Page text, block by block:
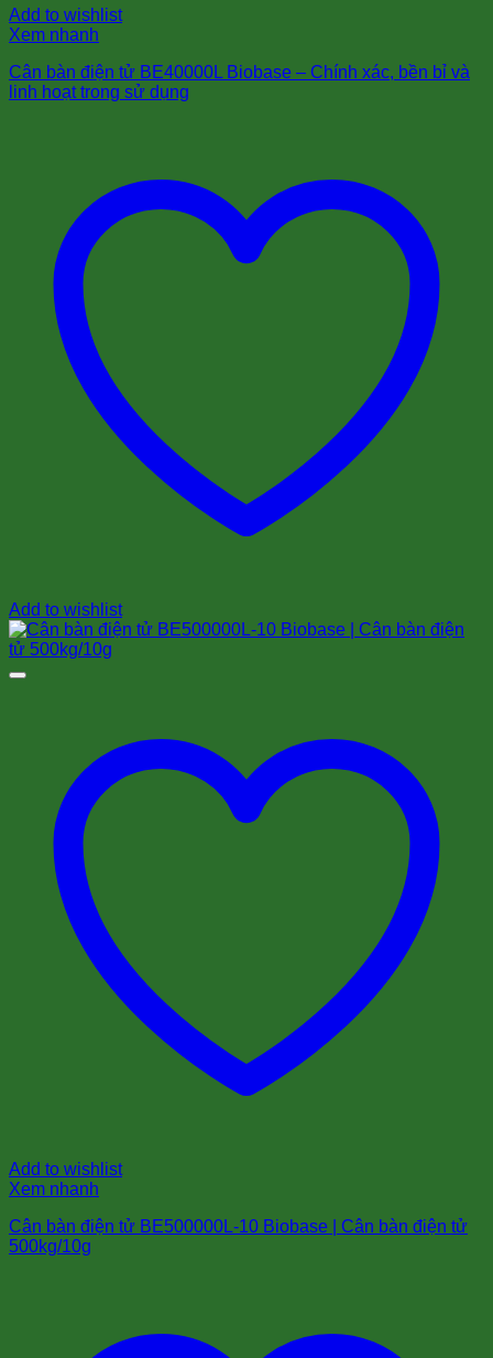
Add to wishlist
Xem nhanh
Cân bàn điện tử BE40000L Biobase – Chính xác, bền bỉ và
linh hoạt trong sử dụng
Add to wishlist
Add to wishlist
Xem nhanh
Cân bàn điện tử BE500000L-10 Biobase | Cân bàn điện tử
500kg/10g